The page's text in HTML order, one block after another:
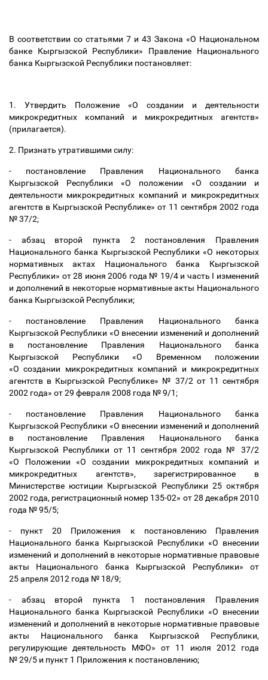
В соответствии со статьями 7 и 43 Закона «О Национальном
банке Кыргызской Республики» Правление Национального
банка Кыргызской Республики постановляет:
1. Утвердить Положение «О создании и деятельности
микрокредитных компаний и микрокредитных агентств»
(прилагается).
2. Признать утратившими силу:
- постановление Правления Национального банка
Кыргызской Республики «О положении «О создании и
деятельности микрокредитных компаний и микрокредитных
агентств в Кыргызской Республике» от 11 сентября 2002 года
№ 37/2;
- абзац второй пункта 2 постановления Правления
Национального банка Кыргызской Республики «О некоторых
нормативных актах Национального банка Кыргызской
Республики» от 28 июня 2006 года № 19/4 и часть I изменений
и дополнений в некоторые нормативные акты Национального
банка Кыргызской Республики;
- постановление Правления Национального банка
Кыргызской Республики «О внесении изменений и дополнений
в постановление Правления Национального банка
Кыргызской Республики «О Временном положении
«О создании микрокредитных компаний и микрокредитных
агентств в Кыргызской Республике» № 37/2 от 11 сентября
2002 года» от 29 февраля 2008 года № 9/1;
- постановление Правления Национального банка
Кыргызской Республики «О внесении изменений и дополнений
в постановление Правления Национального банка
Кыргызской Республики от 11 сентября 2002 года № 37/2
«О Положении «О создании микрокредитных компаний и
микрокредитных агентств», зарегистрированное в
Министерстве юстиции Кыргызской Республики 25 октября
2002 года, регистрационный номер 135-02» от 28 декабря 2010
года № 95/5;
- пункт 20 Приложения к постановлению Правления
Национального банка Кыргызской Республики «О внесении
изменений и дополнений в некоторые нормативные правовые
акты Национального банка Кыргызской Республики» от
25апреля 2012 года № 18/9;
- абзац второй пункта 1 постановления Правления
Национального банка Кыргызской Республики «О внесении
изменений и дополнений в некоторые нормативные правовые
акты Национального банка Кыргызской Республики,
регулирующие деятельность МФО» от 11
июля 2012 года
№29/5 и пункт 1 Приложения к постановлению;